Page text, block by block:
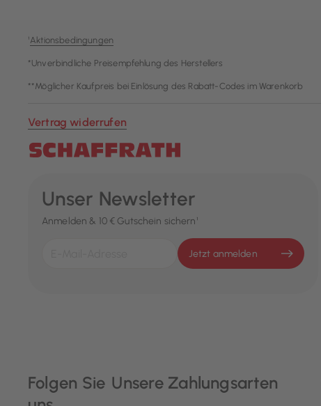
¹Aktionsbedingungen
*Unverbindliche Preisempfehlung des Herstellers
**Möglicher Kaufpreis bei Einlösung des Rabatt-Codes im Warenkorb
Vertrag widerrufen
Unser Newsletter
Anmelden & 10 € Gutschein sichern¹
Jetzt anmelden
Folgen Sie Unsere Zahlungsarten